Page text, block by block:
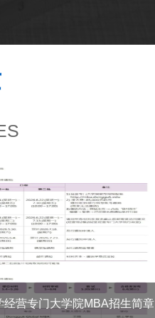
经营专门大学院MBA招生简章